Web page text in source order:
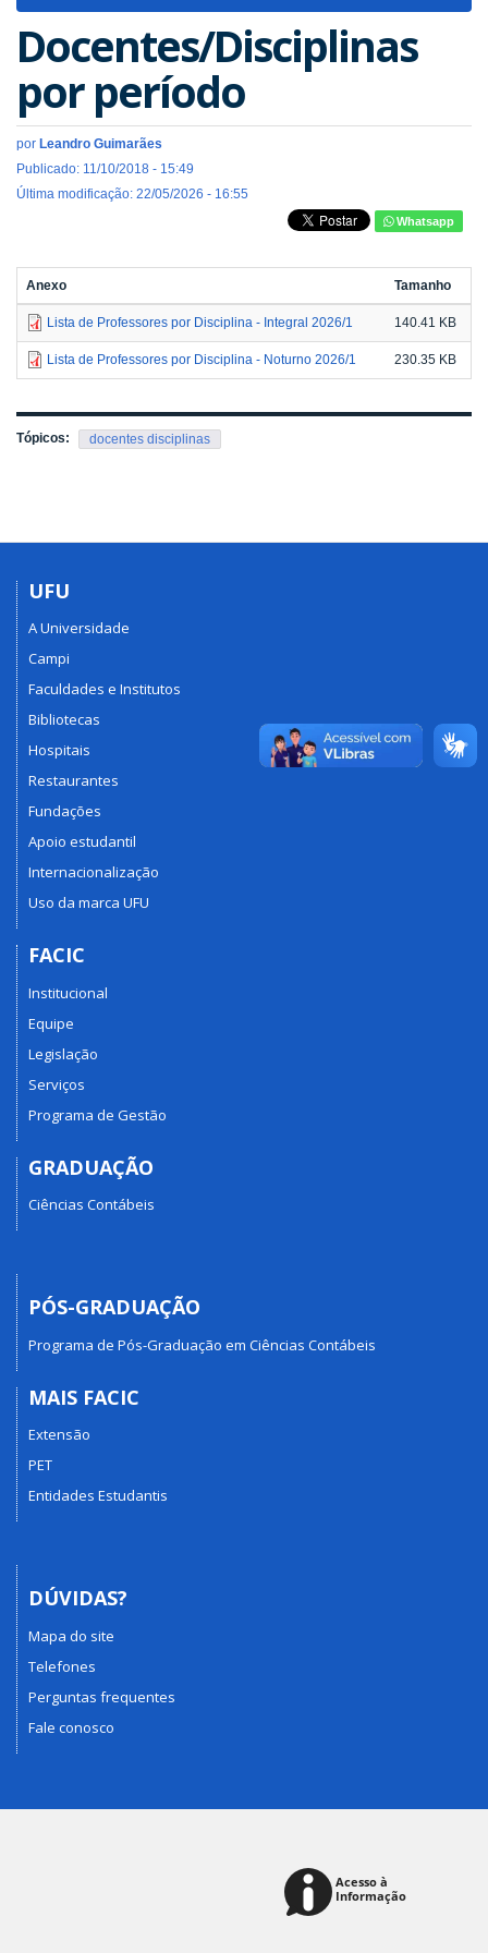
Docentes/Disciplinas
por período
por Leandro Guimarães
Publicado: 11/10/2018 - 15:49
Última modificação: 22/05/2026 - 16:55
Whatsapp
Anexo Tamanho
Lista de Professores por Disciplina - Integral 2026/1 140.41 KB
Lista de Professores por Disciplina - Noturno 2026/1 230.35 KB
Tópicos: docentes disciplinas
UFU
A Universidade
Campi
Faculdades e Institutos
Bibliotecas
Hospitais
Restaurantes
Fundações
Apoio estudantil
Internacionalização
Uso da marca UFU
FACIC
Institucional
Equipe
Legislação
Serviços
Programa de Gestão
GRADUAÇÃO
Ciências Contábeis
PÓS-GRADUAÇÃO
Programa de Pós-Graduação em Ciências Contábeis
MAIS FACIC
Extensão
PET
Entidades Estudantis
DÚVIDAS?
Mapa do site
Telefones
Perguntas frequentes
Fale conosco